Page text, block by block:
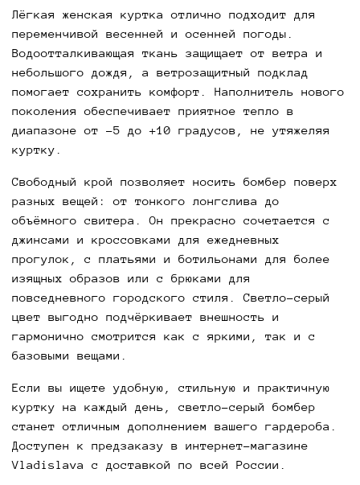
Vladislava с доставкой по всей России.
Лёгкая женская куртка отлично подходит для
переменчивой весенней и осенней погоды.
Водоотталкивающая ткань защищает от ветра и
небольшого дождя, а ветрозащитный подклад
помогает сохранить комфорт. Наполнитель нового
поколения обеспечивает приятное тепло в
диапазоне от -5 до +10 градусов, не утяжеляя
куртку.
Свободный крой позволяет носить бомбер поверх
разных вещей: от тонкого лонгслива до
объёмного свитера. Он прекрасно сочетается с
джинсами и кроссовками для ежедневных
прогулок, с платьями и ботильонами для более
изящных образов или с брюками для
повседневного городского стиля. Светло-серый
цвет выгодно подчёркивает внешность и
гармонично смотрится как с яркими, так и с
базовыми вещами.
Если вы ищете удобную, стильную и практичную
куртку на каждый день, светло-серый бомбер
станет отличным дополнением вашего гардероба.
Доступен к предзаказу в интернет-магазине
Vladislava с доставкой по всей России.